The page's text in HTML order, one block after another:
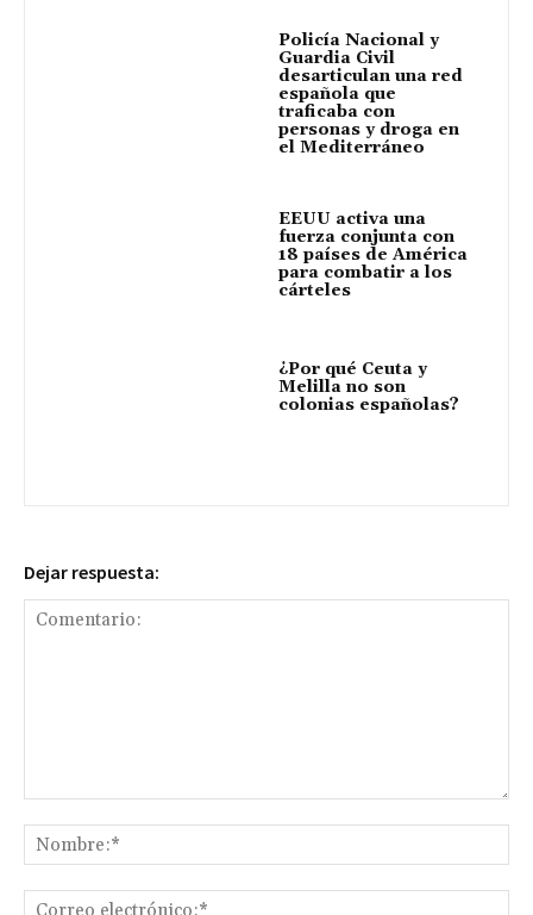
Policía Nacional y
Guardia Civil
desarticulan una red
española que
traficaba con
personas y droga en
el Mediterráneo
EEUU activa una
fuerza conjunta con
18 países de América
para combatir a los
cárteles
¿Por qué Ceuta y
Melilla no son
colonias españolas?
Dejar respuesta: